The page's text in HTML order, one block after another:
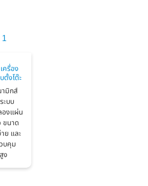
ครื่อง
ตั้งโต๊ะ
ามิกส์
ะบบ
องแผ่น
ขนาด
ย และ
บคุม
ง